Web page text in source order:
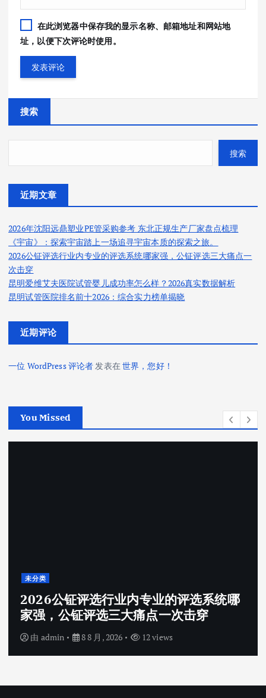
在此浏览器中保存我的显示名称、邮箱地址和网站地
址，以便下次评论时使用。
搜索
搜索
近期文章
2026年沈阳远鼎塑业PE管采购参考 东北正规生产厂家盘点梳理
《宇宙》：探索宇宙踏上一场追寻宇宙本质的探索之旅。
2026公钲评选行业内专业的评选系统哪家强，公钲评选三大痛点一
次击穿
昆明爱维艾夫医院试管婴儿成功率怎么样？2026真实数据解析
昆明试管医院排名前十2026：综合实力榜单揭晓
近期评论
一位 WordPress 评论者发表在世界，您好！
You Missed
未分类
2026公钲评选行业内专业的评选系统哪
家强，公钲评选三大痛点一次击穿
由 admin 8 8 月, 2026 12 views